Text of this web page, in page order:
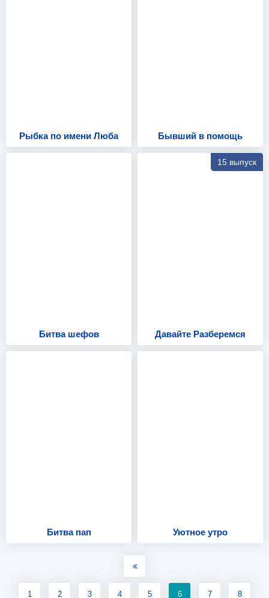
Рыбка по имени Люба Бывший в помощь
Битва шефов
15 выпуск
Давайте Разберемся
Битва пап Уютное утро
1 2 3 4 5 6 7 8